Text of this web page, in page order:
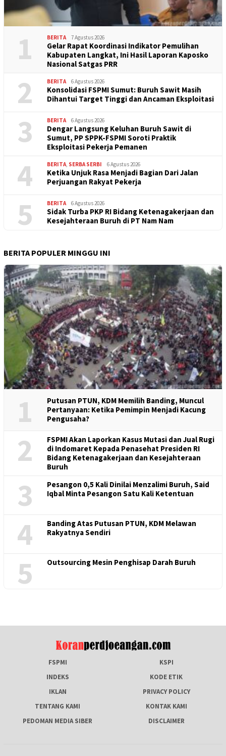
1 BERITA 7 Agustus 2026
Gelar Rapat Koordinasi Indikator Pemulihan
Kabupaten Langkat, Ini Hasil Laporan Kaposko
Nasional Satgas PRR
2 BERITA 6 Agustus 2026
Konsolidasi FSPMI Sumut: Buruh Sawit Masih
Dihantui Target Tinggi dan Ancaman Eksploitasi
3 BERITA 6 Agustus 2026
Dengar Langsung Keluhan Buruh Sawit di
Sumut, PP SPPK-FSPMI Soroti Praktik
Eksploitasi Pekerja Pemanen
4 BERITA, SERBA SERBI 6 Agustus 2026
Ketika Unjuk Rasa Menjadi Bagian Dari Jalan
Perjuangan Rakyat Pekerja
5 BERITA 6 Agustus 2026
Sidak Turba PKP RI Bidang Ketenagakerjaan dan
Kesejahteraan Buruh di PT Nam Nam
BERITA POPULER MINGGU INI
1
Putusan PTUN, KDM Memilih Banding, Muncul
Pertanyaan: Ketika Pemimpin Menjadi Kacung
Pengusaha?
2
FSPMI Akan Laporkan Kasus Mutasi dan Jual Rugi
di Indomaret Kepada Penasehat Presiden RI
Bidang Ketenagakerjaan dan Kesejahteraan
Buruh
3
Pesangon 0,5 Kali Dinilai Menzalimi Buruh, Said
Iqbal Minta Pesangon Satu Kali Ketentuan
4
Banding Atas Putusan PTUN, KDM Melawan
Rakyatnya Sendiri
5 Outsourcing Mesin Penghisap Darah Buruh
FSPMI
KSPI
INDEKS
KODE ETIK
IKLAN
PRIVACY POLICY
TENTANG KAMI
KONTAK KAMI
PEDOMAN MEDIA SIBER
DISCLAIMER